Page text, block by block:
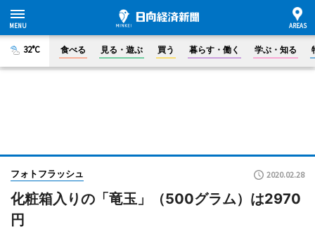
32°C 食べる 見る・遊ぶ 買う 暮らす・働く 学ぶ・知る
フォトフラッシュ 2020.02.28
化粧箱入りの「竜玉」（500グラム）は2970
円